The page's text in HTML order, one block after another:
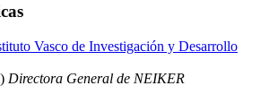
Vasco de Investigación y Desarrollo
Directora General de NEIKER